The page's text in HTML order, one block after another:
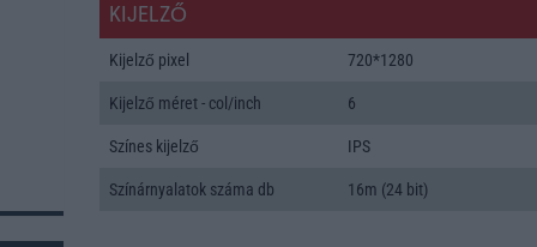
KIJELZŐ
Kijelző pixel 720*1280
Kijelző méret - col/inch 6
Színes kijelző IPS
Színárnyalatok száma db 16m (24 bit)